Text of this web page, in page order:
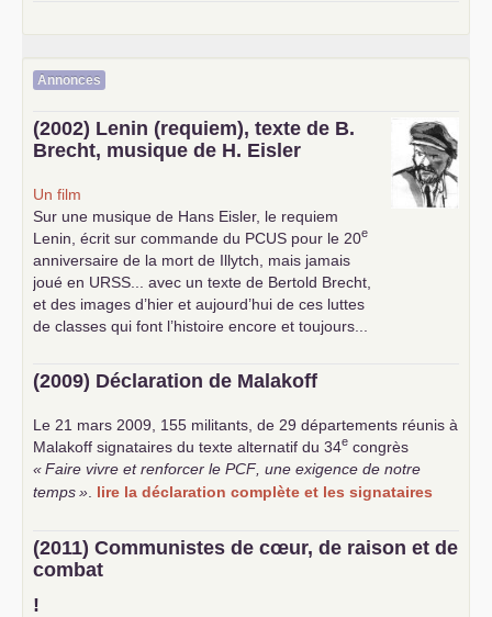
Annonces
(2002) Lenin (requiem), texte de B.
Brecht, musique de H. Eisler
Un film
Sur une musique de Hans Eisler, le requiem
Lenin, écrit sur commande du PCUS pour le 20e
anniversaire de la mort de Illytch, mais jamais
joué en URSS ... avec un texte de Bertold Brecht,
et des images d’hier et aujourd’hui de ces luttes
de classes qui font l’histoire encore et toujours...
(2009) Déclaration de Malakoff
Le 21 mars 2009, 155 militants, de 29 départements réunis à
Malakoff signataires du texte alternatif du 34e congrès
«Faire vivre et renforcer le PCF , une exigence de notre
temps» lire la déclaration complète et les signataires
(2011) Communistes de cœur, de raison et de
combat
!